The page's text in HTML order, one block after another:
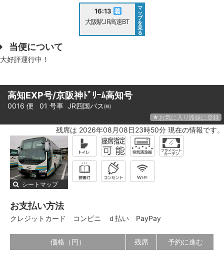
16:13
大阪駅JR高速BT
マ
ッ
プ
を
見
る
当便について
大好評運行中！
高知EXP号/京阪神ﾄﾞﾘｰﾑ高知号
0016 便 01 号車 JR四国バス㈱
★お気に入り路線に登録
残席は 2026年08月08日23時50分 現在の情報です。
シートマップ
お支払い方法
クレジットカード コンビニ ｄ払い PayPay
価格（円） 残席 予約に進む